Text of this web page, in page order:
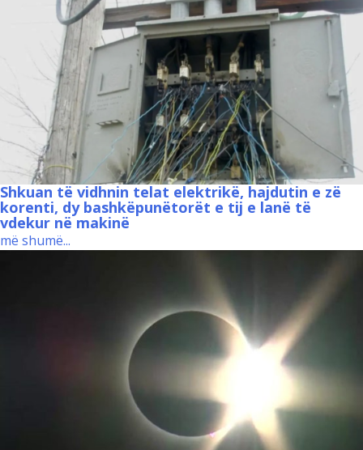
Shkuan të vidhnin telat elektrikë, hajdutin e zë
korenti, dy bashkëpunëtorët e tij e lanë të
vdekur në makinë
më shumë...
Hëna do mbulojë Diellin, kur do të ndodhë eklipsi